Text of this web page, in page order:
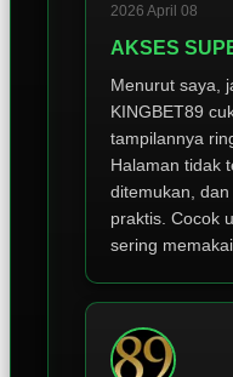
2026 April 08
AKSES
Menurut saya,
KINGBET89
tampilannya
Halaman tidak
ditemukan,
praktis. Cocok
sering